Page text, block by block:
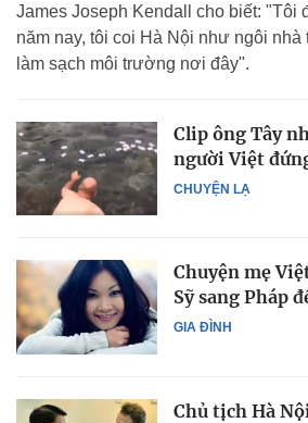
James Joseph Kendall cho biết: "Tôi
năm nay, tôi coi Hà Nội như ngôi nhà
làm sạch môi trường nơi đây".
CHUYỆN LẠ
Clip ông Tây
người Việt
GIA ĐÌNH
Chuyện mẹ
Sỹ sang Pháp
Chủ tịch Hà